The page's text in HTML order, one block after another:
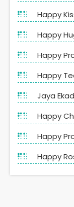
Happy
Happy
Happy
Happy
Jaya
Happy
Happy
Happy